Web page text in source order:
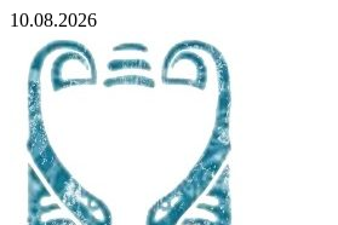
Перейти
содержимому
10.08.2026